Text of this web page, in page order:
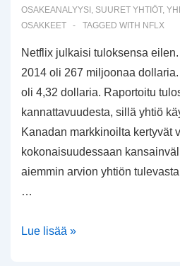
OSAKEANALYYSI , SUURET YHTIÖT,
OSAKKEET
TAGGED WITH NFLX
Netflix julkaisi tuloksensa
2014 oli 267 miljoonaa
oli 4,32 dollaria. Raportoitu
kannattavuudesta, sillä yhtiö
Kanadan markkinoilta kertyvät
kokonaisuudessaan
aiemmin arvion yhtiön
…
Netflixin
Lue lisää »